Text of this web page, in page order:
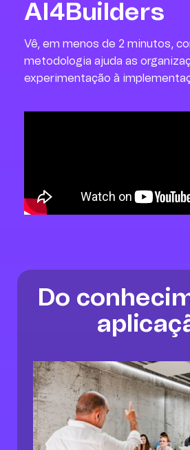
AI4Builders
Vê, em menos de 2 minutos,
metodologia ajuda as
experimentação à
Do